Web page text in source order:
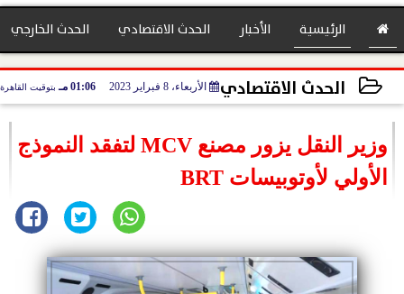
الرئيسية الأخبار الحدث الاقتصادي الحدث الخارجي
الحدث الاقتصادي الأربعاء، 8 فبراير 2023 01:06 مـ بتوقيت القاهرة
وزير النقل يزور مصنع MCV لتفقد النموذج
الأولي لأوتوبيسات BRT